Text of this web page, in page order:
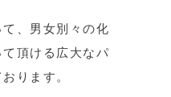
、男女別々の化
頂ける広大なパ
ります。